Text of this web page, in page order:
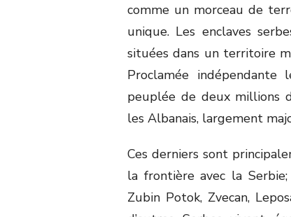
comme un morceau de
unique. Les enclaves
situées dans un territoire
Proclamée
peuplée de deux millions
les Albanais, largement
Ces derniers sont
la frontière avec la
Zubin Potok, Zvecan,